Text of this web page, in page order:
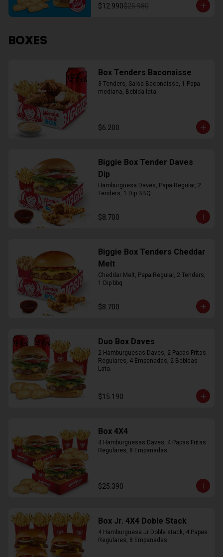
$12.990$25.980
BOXES
Box Tenders Baconaisse
3 Tenders, Salsa Baconaisse, 1 Papa
mediana, Bebida lata
$6.200
Biggie Box Tender Daves
Dip
Hamburguesa Daves, Papa Regular, 2
Tenders, 1 Dip BBQ
$8.700
Biggie Box Tenders Cheddar
Melt
Cheddar Melt, Papa Regular, 2 Tenders,
1 Dip bbq
$8.700
Duo Box Daves
2 Hamburguesas Daves, 2 Papas Fritas
Regulares, 4 Empanadas, 2 Bebidas
Lata.
$15.190
Box 4X4
4 Hamburguesas Daves, 4 Papas Fritas
Regulares, 8 Empanadas
$25.390
Box Jr. 4X4 Doble Stack
4 Hamburguesa Jr Doble stack, 4 Papas
Regulares, 8 Empanadas